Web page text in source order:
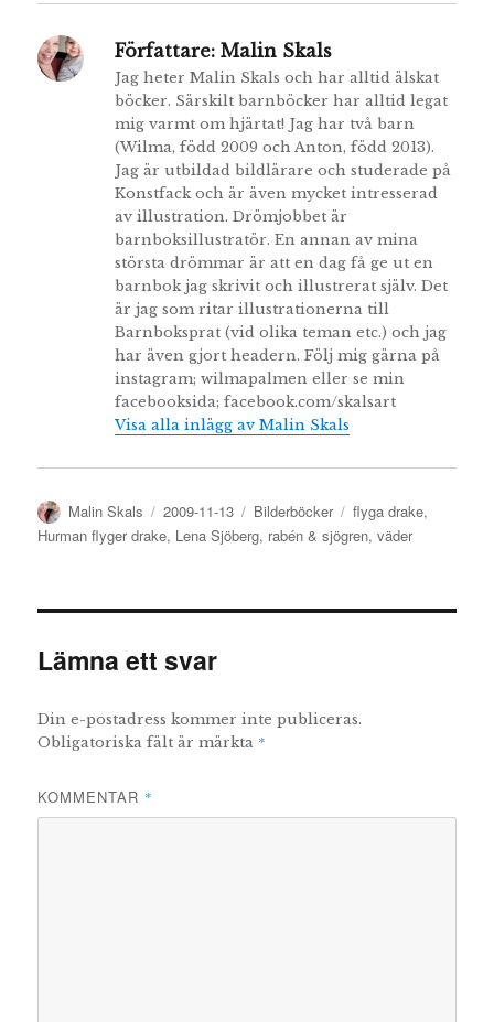
Författare: Malin Skals
Jag heter Malin Skals och har alltid älskat
böcker. Särskilt barnböcker har alltid legat
mig varmt om hjärtat! Jag har två barn
(Wilma, född 2009 och Anton, född 2013).
Jag är utbildad bildlärare och studerade på
Konstfack och är även mycket intresserad
av illustration. Drömjobbet är
barnboksillustratör. En annan av mina
största drömmar är att en dag få ge ut en
barnbok jag skrivit och illustrerat själv. Det
är jag som ritar illustrationerna till
Barnboksprat (vid olika teman etc.) och jag
har även gjort headern. Följ mig gärna på
instagram; wilmapalmen eller se min
facebooksida; facebook.com/skalsart
Visa alla inlägg av Malin Skals
Författare
Malin Skals
Publicerat
den
2009-11-13 Kategorier
Bilderböcker Etiketter
flyga drake,
Hurman flyger drake, Lena Sjöberg, rabén & sjögren,väder
Lämna ett svar
Din e-postadress kommer inte publiceras.
Obligatoriska fält är märkta *
KOMMENTAR *